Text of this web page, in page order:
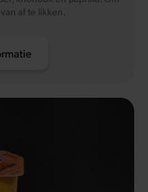
af te likken.